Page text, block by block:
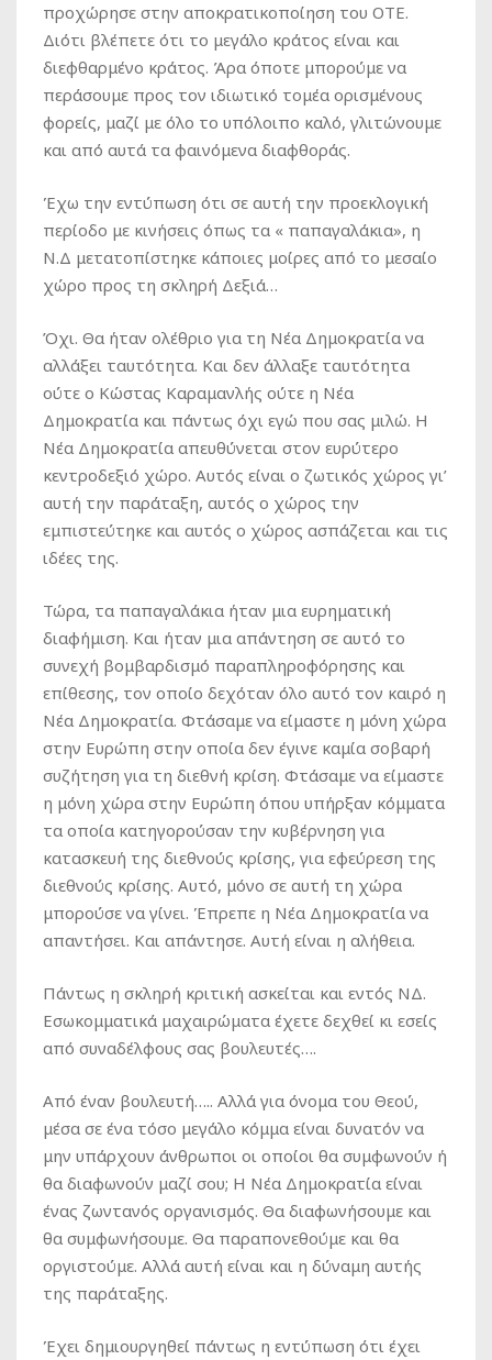
προχώρησε στην αποκρατικοποίηση του ΟΤΕ.
Διότι βλέπετε ότι το μεγάλο κράτος είναι και
διεφθαρμένο κράτος. Άρα όποτε μπορούμε να
περάσουμε προς τον ιδιωτικό τομέα ορισμένους
φορείς, μαζί με όλο το υπόλοιπο καλό, γλιτώνουμε
και από αυτά τα φαινόμενα διαφθοράς.
Έχω την εντύπωση ότι σε αυτή την προεκλογική
περίοδο με κινήσεις όπως τα « παπαγαλάκια», η
Ν.Δ μετατοπίστηκε κάποιες μοίρες από το μεσαίο
χώρο προς τη σκληρή Δεξιά…
Όχι. Θα ήταν ολέθριο για τη Νέα Δημοκρατία να
αλλάξει ταυτότητα. Και δεν άλλαξε ταυτότητα
ούτε ο Κώστας Καραμανλής ούτε η Νέα
Δημοκρατία και πάντως όχι εγώ που σας μιλώ. Η
Νέα Δημοκρατία απευθύνεται στον ευρύτερο
κεντροδεξιό χώρο. Αυτός είναι ο ζωτικός χώρος γι’
αυτή την παράταξη, αυτός ο χώρος την
εμπιστεύτηκε και αυτός ο χώρος ασπάζεται και τις
ιδέες της.
Τώρα, τα παπαγαλάκια ήταν μια ευρηματική
διαφήμιση. Και ήταν μια απάντηση σε αυτό το
συνεχή βομβαρδισμό παραπληροφόρησης και
επίθεσης, τον οποίο δεχόταν όλο αυτό τον καιρό η
Νέα Δημοκρατία. Φτάσαμε να είμαστε η μόνη χώρα
στην Ευρώπη στην οποία δεν έγινε καμία σοβαρή
συζήτηση για τη διεθνή κρίση. Φτάσαμε να είμαστε
η μόνη χώρα στην Ευρώπη όπου υπήρξαν κόμματα
τα οποία κατηγορούσαν την κυβέρνηση για
κατασκευή της διεθνούς κρίσης, για εφεύρεση της
διεθνούς κρίσης. Αυτό, μόνο σε αυτή τη χώρα
μπορούσε να γίνει. Έπρεπε η Νέα Δημοκρατία να
απαντήσει. Και απάντησε. Αυτή είναι η αλήθεια.
Πάντως η σκληρή κριτική ασκείται και εντός ΝΔ.
Εσωκομματικά μαχαιρώματα έχετε δεχθεί κι εσείς
από συναδέλφους σας βουλευτές….
Από έναν βουλευτή….. Αλλά για όνομα του Θεού,
μέσα σε ένα τόσο μεγάλο κόμμα είναι δυνατόν να
μην υπάρχουν άνθρωποι οι οποίοι θα συμφωνούν ή
θα διαφωνούν μαζί σου; Η Νέα Δημοκρατία είναι
ένας ζωντανός οργανισμός. Θα διαφωνήσουμε και
θα συμφωνήσουμε. Θα παραπονεθούμε και θα
οργιστούμε. Αλλά αυτή είναι και η δύναμη αυτής
της παράταξης.
Έχει δημιουργηθεί πάντως η εντύπωση ότι έχει